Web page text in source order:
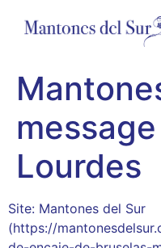
Lourdes
Site: Mantones del Sur
(https://